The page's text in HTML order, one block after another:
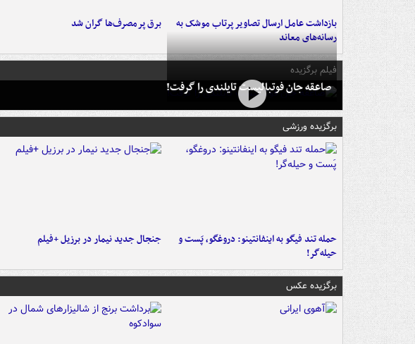
بازداشت عامل ارسال تصاویر پرتاب موشک به
رسانه‌های معاند
برق پرمصرف‌ها گران شد
فیلم برگزیده
صاعقه جان فوتبالیست تایلندی را گرفت!
برگزیده ورزشی
حمله تند فیگو به اینفانتینو: دروغگو، پَست‌ و
حیله‌گر!
جنجال جدید نیمار در برزیل +فیلم
برگزیده عکس